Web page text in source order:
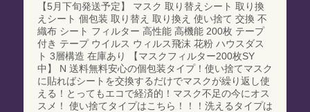
【5月下旬発送予定】 マスク 取り替えシート 取り換
えシート 個包装 取り替え 取り換え 使い捨て 交換 不
織布 シート フィルター 高性能 高機能 200枚 テープ
付き テープ ウイルス ウィルス飛沫 花粉 ハウスダス
ト 3層構造 在庫あり 【マスクフィルター200枚SY
中】 N 送料無料安心の個包装タイプ！使い捨てマスク
に貼ればシートを交換するだけでマスクが繰り返し使
える！とってもエコで経済的！マスク不足の今にオス
スメ！ 使い捨てタイプはこちら！！！洗えるタイプは